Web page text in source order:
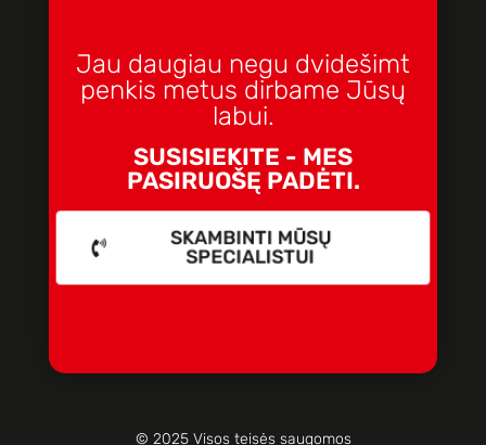
Jau daugiau negu dvidešimt
penkis metus dirbame Jūsų
labui.
SUSISIEKITE - MES
PASIRUOŠĘ PADĖTI.
SKAMBINTI MŪSŲ
SPECIALISTUI
© 2025 Visos teisės saugomos